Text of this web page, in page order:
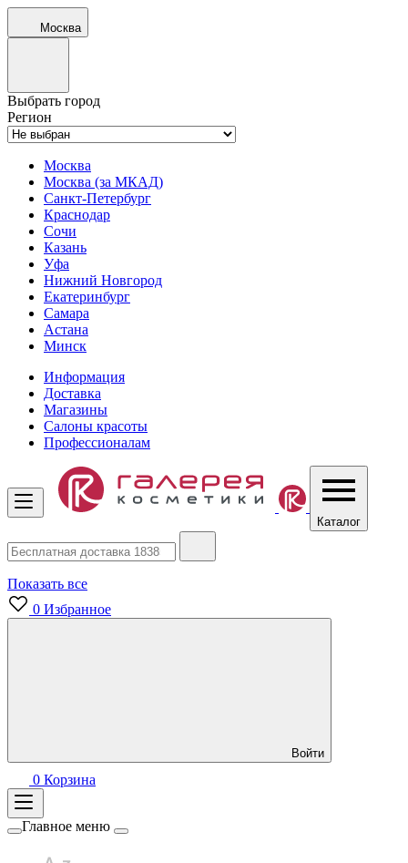
Москва
Выбрать город
Регион
Москва
Москва (за МКАД)
Санкт-Петербург
Краснодар
Сочи
Казань
Уфа
Нижний Новгород
Екатеринбург
Самара
Астана
Минск
Информация
Доставка
Магазины
Салоны красоты
Профессионалам
Каталог
Показать все
0 Избранное
Войти
0 Корзина
Главное меню